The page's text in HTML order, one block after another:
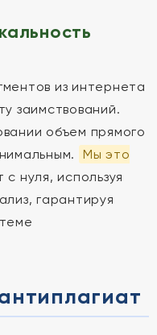
из интернета
заимствований.
объем прямого
Мы это
нуля, используя
гарантируя